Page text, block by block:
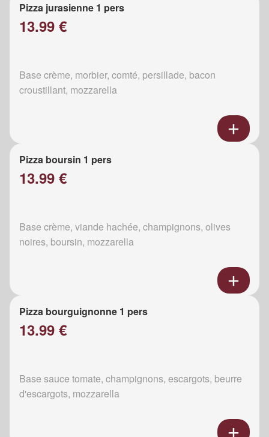
Pizza jurasienne 1 pers
13.99 €
Base crème, morbier, comté, persillade, bacon
croustillant, mozzarella
Pizza boursin 1 pers
13.99 €
Base crème, viande hachée, champignons, olives
noires, boursin, mozzarella
Pizza bourguignonne 1 pers
13.99 €
Base sauce tomate, champignons, escargots, beurre
d'escargots, mozzarella